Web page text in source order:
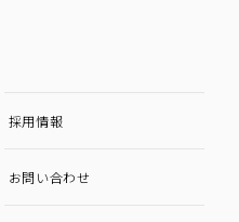
採用情報
お問い合わせ